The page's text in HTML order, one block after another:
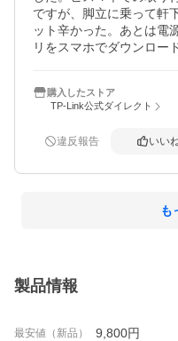
ですが、脚立に乗って軒
ット辛かった。あとは電
リをスマホでダウンロー
すが、これを使うような
す。画像も予想を上回る
経由なので、出先でも手
ですが、品物の質感、出
購入したストア
TP-Link公式ダイレクト
違反報告 いい
も
製品情報
最安値（新品） 9,800円